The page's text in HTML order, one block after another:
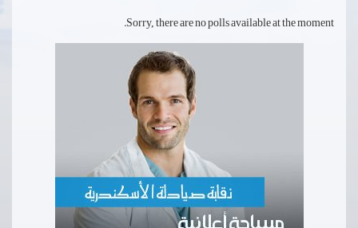
Sorry, there are no polls available at the moment.